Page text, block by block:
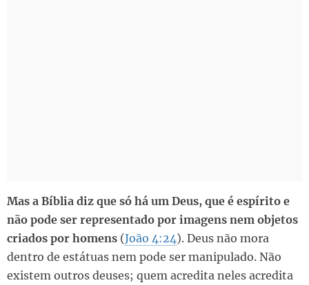
Mas a Bíblia diz que só há um Deus, que é espírito e
não pode ser representado por imagens nem objetos
criados por homens (João 4:24). Deus não mora
dentro de estátuas nem pode ser manipulado. Não
existem outros deuses; quem acredita neles acredita